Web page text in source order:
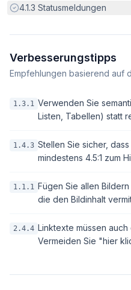
Erfüllt:
4.1.3 Statusmeldungen
Verbesserungstipps
Empfehlungen basierend auf
1.3.1 Verwenden Sie
Listen, Tabellen) statt
1.4.3 Stellen Sie sicher,
mindestens 4.5:1 zum
1.1.1 Fügen Sie allen
die den Bildinhalt
2.4.4 Linktexte müssen
Vermeiden Sie "hier